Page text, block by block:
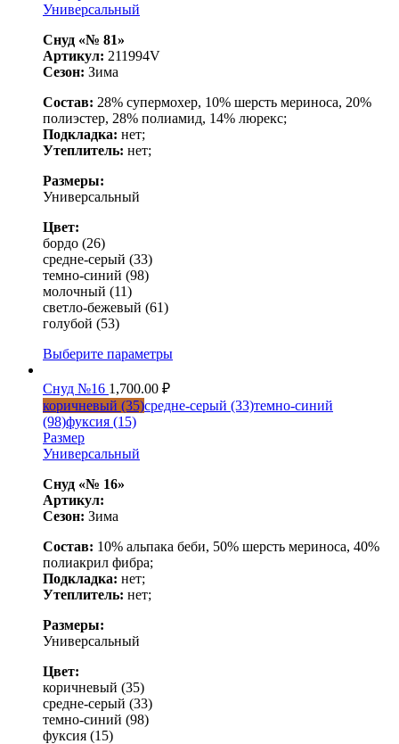
Универсальный
Снуд «№ 81»
Артикул: 211994V
Сезон: Зима
Состав: 28% супермохер, 10% шерсть мериноса, 20%
полиэстер, 28% полиамид, 14% люрекс;
Подкладка: нет;
Утеплитель: нет;
Размеры:
Универсальный
Цвет:
бордо (26)
средне-серый (33)
темно-синий (98)
молочный (11)
светло-бежевый (61)
голубой (53)
Выберите параметры
Снуд №16 1,700.00 ₽
коричневый (35)средне-серый (33)темно-синий
(98)фуксия (15)
Размер
Универсальный
Снуд «№ 16»
Артикул:
Сезон: Зима
Состав: 10% альпака беби, 50% шерсть мериноса, 40%
полиакрил фибра;
Подкладка: нет;
Утеплитель: нет;
Размеры:
Универсальный
Цвет:
коричневый (35)
средне-серый (33)
темно-синий (98)
фуксия (15)